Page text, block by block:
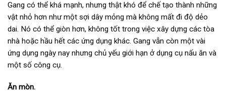
Gang có thể khá mạnh, nhưng thật khó để chế tạo thành những
vật nhỏ hơn như một sợi dây mỏng mà không mất đi độ dẻo
dai. Nó có thể giòn hơn, không tốt trong việc xây dựng các tòa
nhà hoặc hầu hết các ứng dụng khác. Gang vẫn còn một vài
ứng dụng ngày nay nhưng chủ yếu giới hạn ở dụng cụ nấu ăn và
một số công cụ.
Ăn mòn.